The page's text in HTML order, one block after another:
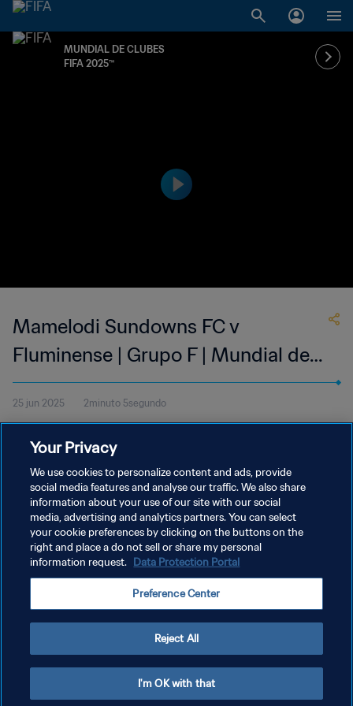
MUNDIAL DE CLUBES
FIFA 2025™
Mamelodi Sundowns FC v
Fluminense | Grupo F | Mundial de
Clubes FIFA 2025™ | Mejores
jugadas
25 jun 2025 2minuto 5segundo
FC y el Fluminense disputado en el Estadio Hard Rock de Miami el
miércoles 25 de junio a las 15:00 (hora local).
POLÍTICA DE PRIVACIDAD
AJUSTAR LA CONFIGURACIÓN DE LAS COOKIES
Copyright © 1994 - 2026 FIFA. Todos los derechos reservados.
Your Privacy
We use cookies to personalize content and ads, provide
social media features and analyse our traffic. We also share
information about your use of our site with our social
media, advertising and analytics partners. You can select
your cookie preferences by clicking on the buttons on the
right and place a do not sell or share my personal
information request. Data Protection Portal
Preference Center
Reject All
I'm OK with that